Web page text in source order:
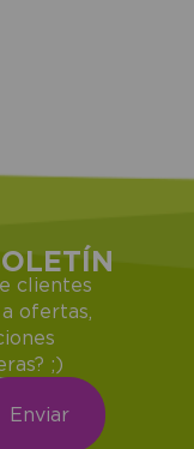
clientes
ofertas,
;)